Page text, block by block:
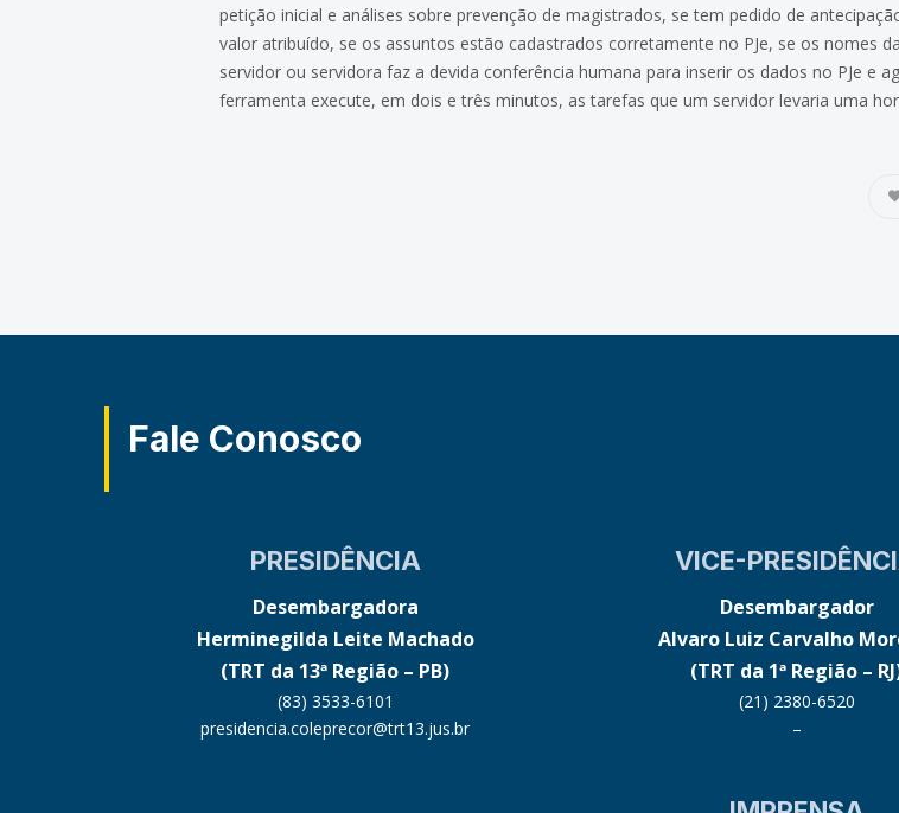
petição inicial e análises sobre prevenção de magistrados, se tem pedido de
valor atribuído, se os assuntos estão cadastrados corretamente no PJe, se os nomes
servidor ou servidora faz a devida conferência humana para inserir os dados no PJe e
ferramenta execute, em dois e três minutos, as tarefas que um servidor levaria uma
Fale Conosco
PRESIDÊNCIA
Desembargadora
Herminegilda Leite Machado
(TRT da 13ª Região – PB)
(83) 3533-6101
presidencia.coleprecor@trt13.jus.br
VICE-
Desembargador
Alvaro Luiz Carvalho
(TRT da 1ª Região –
(21) 2380-6520
–